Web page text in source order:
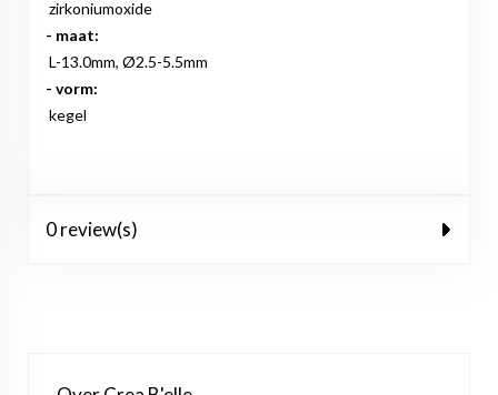
zirkoniumoxide
- maat:
L-13.0mm, Ø2.5-5.5mm
- vorm:
kegel
0 review(s)